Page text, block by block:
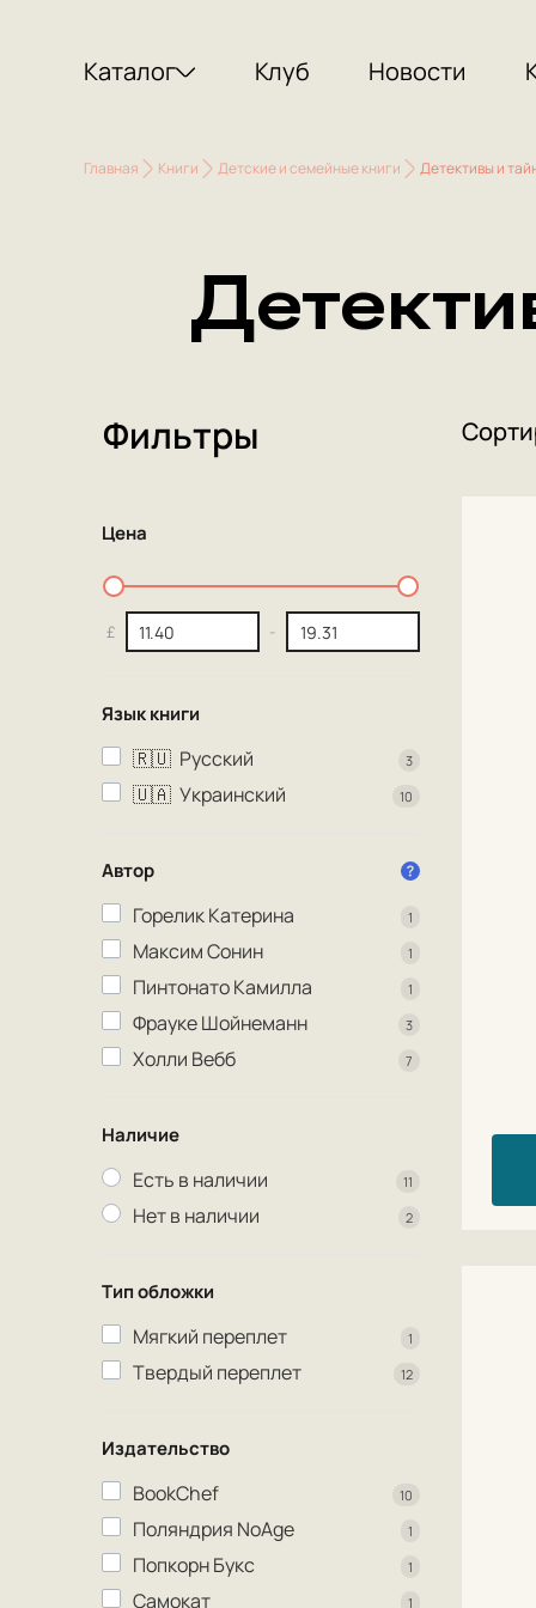
Каталог Клуб Новости
Главная Книги Детские и семейные книги Детективы и
Фильтры
Цена
£ -
Язык книги
🇷🇺 Русский 3
🇺🇦 Украинский 10
Автор
Горелик Катерина 1
Максим Сонин 1
Пинтонато Камилла 1
Фрауке Шойнеманн 3
Холли Вебб 7
Наличие
Есть в наличии 11
Нет в наличии 2
Тип обложки
Мягкий переплет 1
Твердый переплет 12
Издательство
BookChef 10
Поляндрия NoAge 1
Попкорн Букс 1
Самокат 1